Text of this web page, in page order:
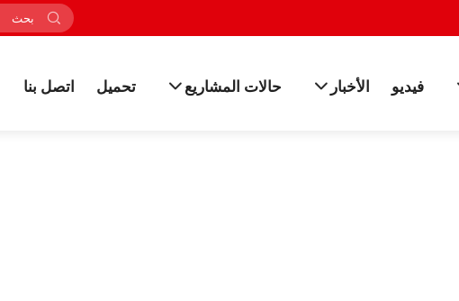
فيديو الأخبار حالات المشاريع تحميل اتصل بنا